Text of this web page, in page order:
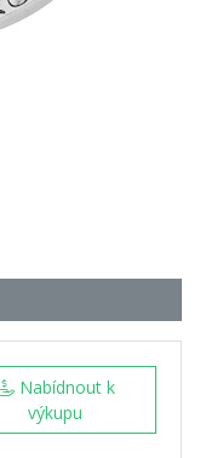
výkupu